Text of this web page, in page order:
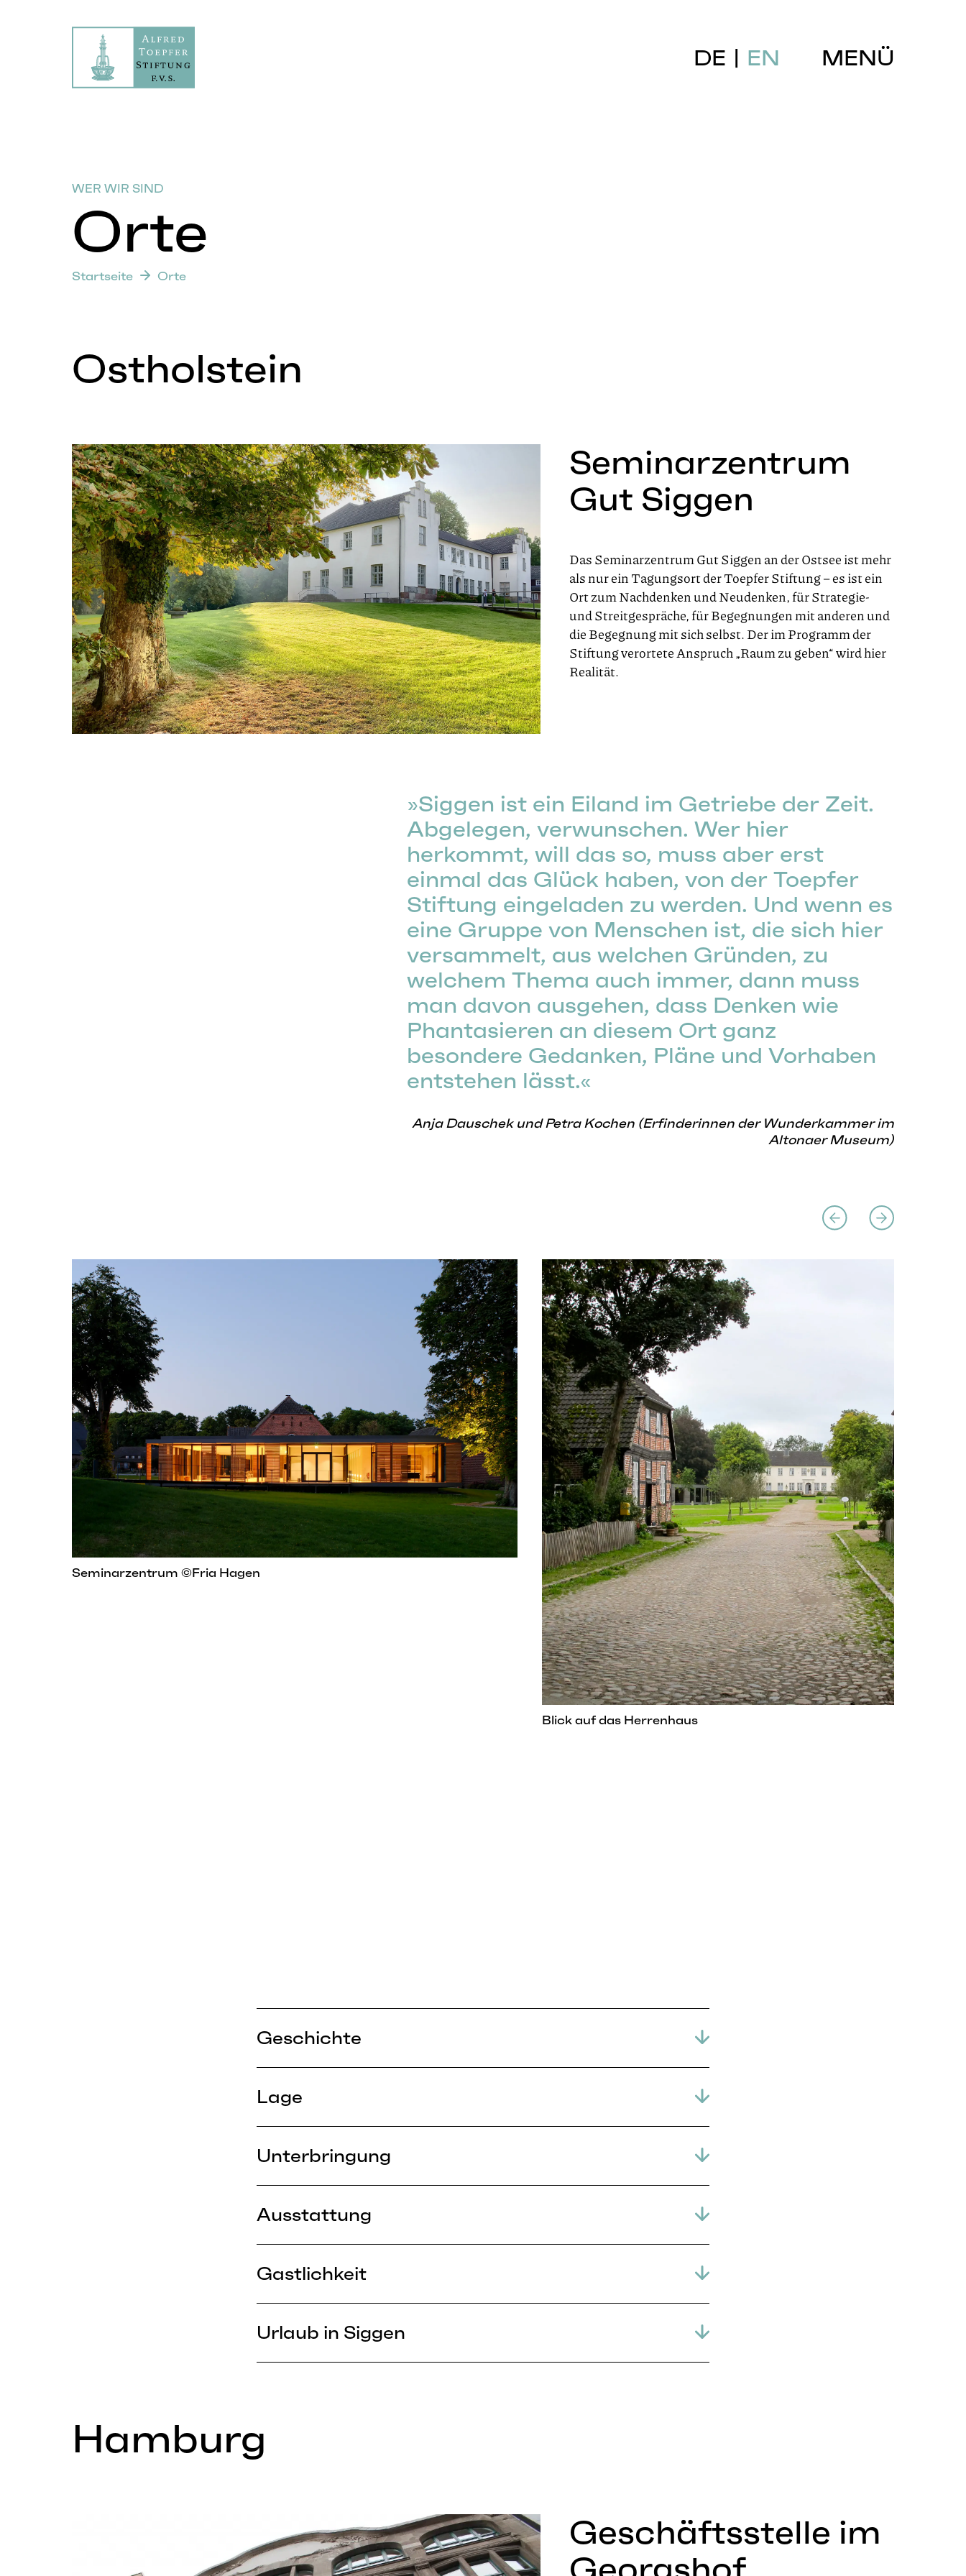
DE EN MENÜ
WER WIR SIND
Orte
Startseite Orte
Ostholstein
Seminarzentrum
Gut Siggen
Das Seminarzentrum Gut Siggen an der Ostsee ist mehr
als nur ein Tagungsort der Toepfer Stiftung – es ist ein
Ort zum Nachdenken und Neudenken, für Strategie-
und Streitgespräche, für Begegnungen mit anderen und
die Begegnung mit sich selbst. Der im Programm der
Stiftung verortete Anspruch „Raum zu geben“ wird hier
Realität.
Siggen ist ein Eiland im Getriebe der Zeit.
Abgelegen, verwunschen. Wer hier
herkommt, will das so, muss aber erst
einmal das Glück haben, von der Toepfer
Stiftung eingeladen zu werden. Und wenn es
eine Gruppe von Menschen ist, die sich hier
versammelt, aus welchen Gründen, zu
welchem Thema auch immer, dann muss
man davon ausgehen, dass Denken wie
Phantasieren an diesem Ort ganz
besondere Gedanken, Pläne und Vorhaben
entstehen lässt.
Anja Dauschek und Petra Kochen (Erfinderinnen der Wunderkammer im
Altonaer Museum)
Seminarzentrum ©Fria Hagen
Blick auf das Herrenhaus
Geschichte
Lage
Unterbringung
Ausstattung
Gastlichkeit
Urlaub in Siggen
Hamburg
Geschäftsstelle im